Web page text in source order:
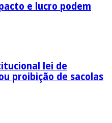
e lucro podem
lei de
proibição de sacolas